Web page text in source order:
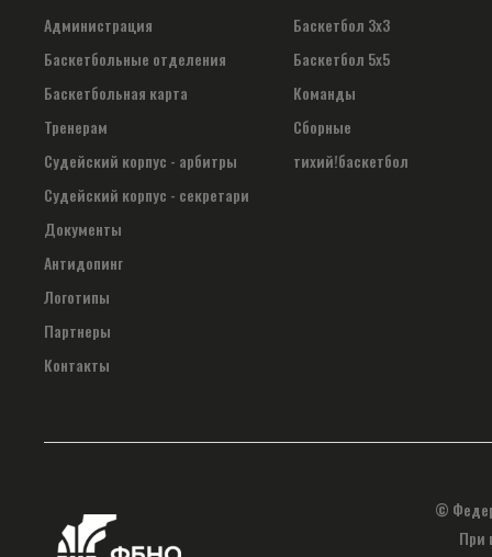
Администрация
Баскетбольные отделения
Баскетбольная карта
Тренерам
Судейский корпус - арбитры
Судейский корпус - секретари
Документы
Антидопинг
Логотипы
Партнеры
Контакты
Баскетбол 3х3
Баскетбол 5х5
Команды
Сборные
тихий!баскетбол
©
При